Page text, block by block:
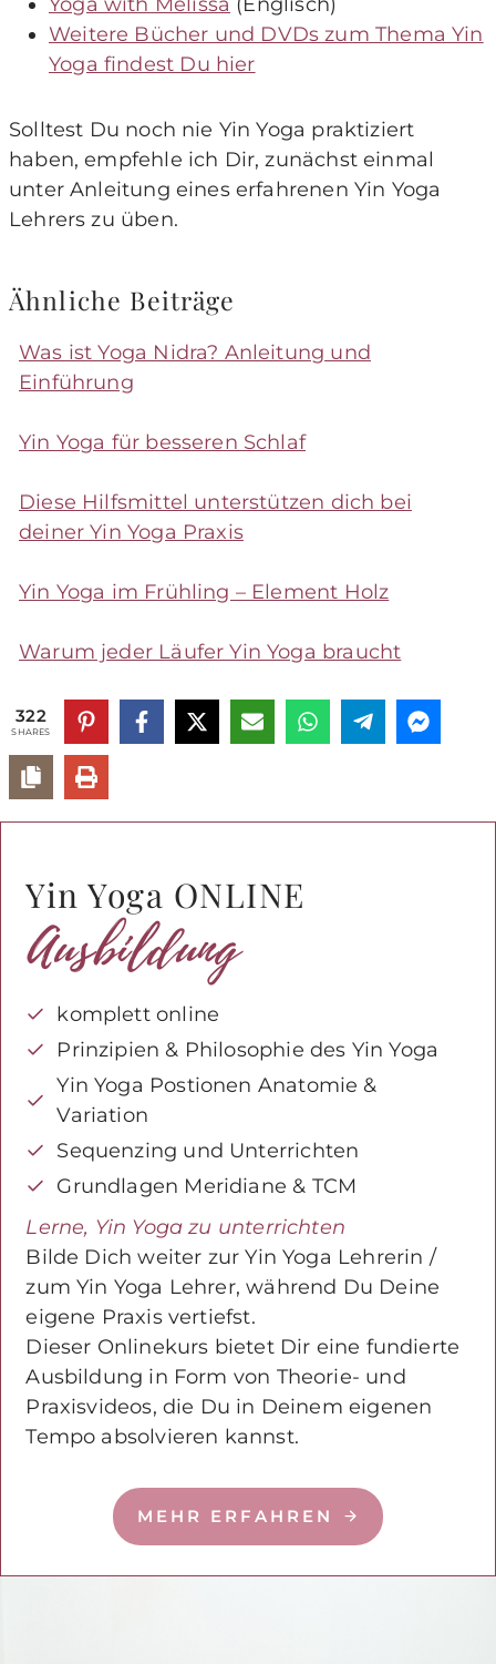
Yoga with Melissa (Englisch)
Weitere Bücher und DVDs zum Thema Yin
Yoga findest Du hier
Solltest Du noch nie Yin Yoga praktiziert
haben, empfehle ich Dir, zunächst einmal
unter Anleitung eines erfahrenen Yin Yoga
Lehrers zu üben.
Ähnliche Beiträge
Was ist Yoga Nidra? Anleitung und
Einführung
Yin Yoga für besseren Schlaf
Diese Hilfsmittel unterstützen dich bei
deiner Yin Yoga Praxis
Yin Yoga im Frühling – Element Holz
Warum jeder Läufer Yin Yoga braucht
322
SHARES
Yin Yoga ONLINE
Ausbildung
komplett online
Prinzipien & Philosophie des Yin Yoga
Yin Yoga Postionen Anatomie &
Variation
Sequenzing und Unterrichten
Grundlagen Meridiane & TCM
Lerne, Yin Yoga zu unterrichten
Bilde Dich weiter zur Yin Yoga Lehrerin /
zum Yin Yoga Lehrer, während Du Deine
eigene Praxis vertiefst.
Dieser Onlinekurs bietet Dir eine fundierte
Ausbildung in Form von Theorie- und
Praxisvideos, die Du in Deinem eigenen
Tempo absolvieren kannst.
MEHR ERFAHREN